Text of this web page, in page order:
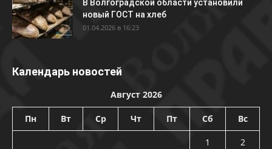
В Волгоградской области установили
новый ГОСТ на хлеб
01.04.2026 в 16:23
Календарь новостей
Август 2026
Пн Вт Ср Чт Пт Сб Вс
1
2